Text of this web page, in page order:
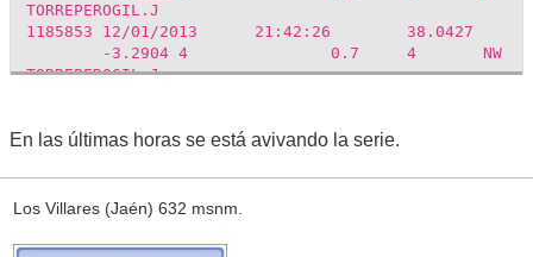
TORREPEROGIL.J
1185853
12/01/2013 21:42:26
38.0427
-3.2904 4 0.7 4
NW
TORREPEROGIL.J
TORREPEROGIL.J
-3.2736 2 1.8 4
NE
TORREPEROGIL.J
-3.2693
En las últimas horas se está avivando la serie.
Los Villares (Jaén) 632 msnm.